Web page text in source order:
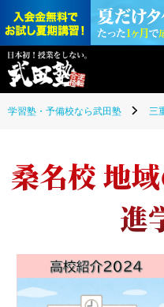
学習塾・予備校なら武田塾 三
桑名校 地
進